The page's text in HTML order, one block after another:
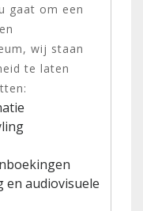
gaat om een
wij staan
te laten
en audiovisuele